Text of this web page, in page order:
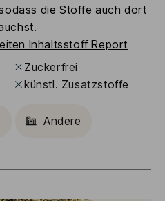
die Stoffe auch dort
Inhaltsstoff Report
Zuckerfrei
künstl. Zusatzstoffe
Andere